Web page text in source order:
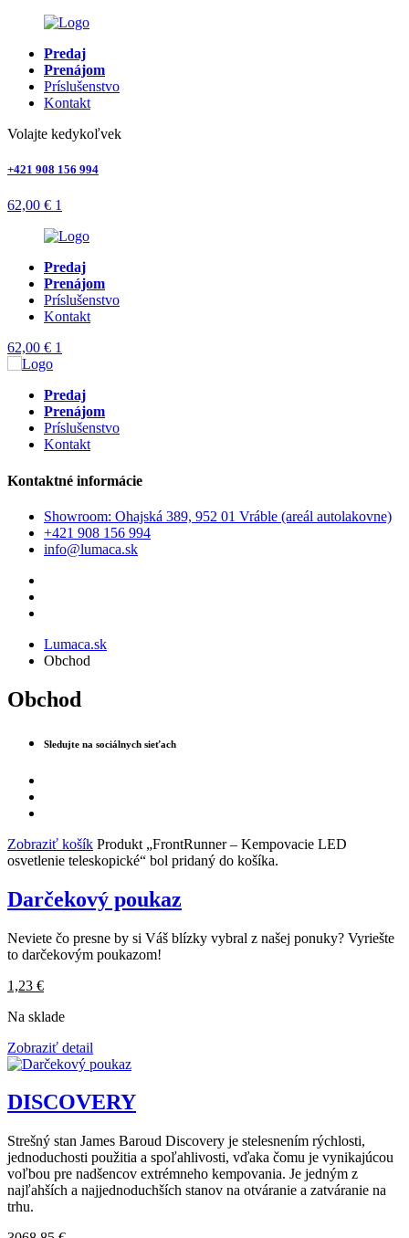
Predaj
Prenájom
Príslušenstvo
Kontakt
Volajte kedykoľvek
+421 908 156 994
62,00 € 1
Predaj
Prenájom
Príslušenstvo
Kontakt
62,00 € 1
Predaj
Prenájom
Príslušenstvo
Kontakt
Kontaktné informácie
Showroom: Ohajská 389, 952 01 Vráble (areál autolakovne)
+421 908 156 994
info@lumaca.sk
Lumaca.sk
Obchod
Obchod
Sledujte na sociálnych sieťach
Zobraziť košík Produkt „FrontRunner – Kempovacie LED
osvetlenie teleskopické“ bol pridaný do košíka.
Darčekový poukaz
Neviete čo presne by si Váš blízky vybral z našej ponuky? Vyriešte
to darčekovým poukazom!
1,23 €
Na sklade
Zobraziť detail
DISCOVERY
Strešný stan James Baroud Discovery je stelesnením rýchlosti,
jednoduchosti použitia a spoľahlivosti, vďaka čomu je vynikajúcou
voľbou pre nadšencov extrémneho kempovania. Je jedným z
najľahších a najjednoduchších stanov na otváranie a zatváranie na
trhu.